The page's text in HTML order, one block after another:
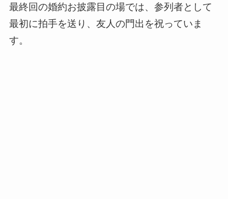
最終回の婚約お披露目の場では、参列者として
最初に拍手を送り、友人の門出を祝っていま
す。